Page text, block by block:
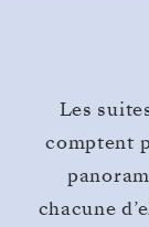
Les
comptent
chacune